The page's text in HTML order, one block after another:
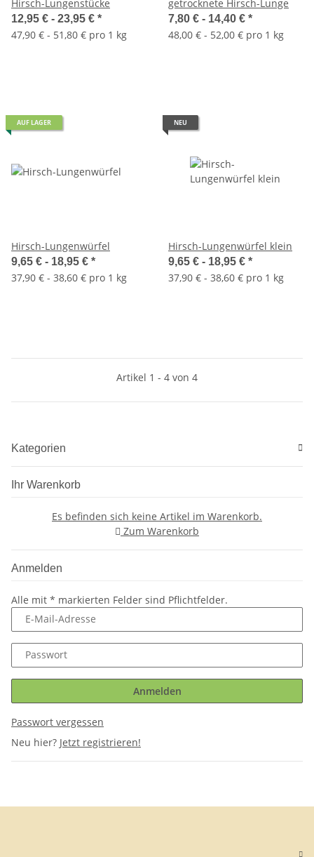
Hirsch-Lungenstücke
12,95 € - 23,95 € *
47,90 € - 51,80 € pro 1 kg
getrocknete Hirsch-Lunge
7,80 € - 14,40 € *
48,00 € - 52,00 € pro 1 kg
AUF LAGER
Hirsch-Lungenwürfel
9,65 € - 18,95 € *
37,90 € - 38,60 € pro 1 kg
NEU
Hirsch-Lungenwürfel klein
9,65 € - 18,95 € *
37,90 € - 38,60 € pro 1 kg
Artikel 1 - 4 von 4
Kategorien
Ihr Warenkorb
Es befinden sich keine Artikel im Warenkorb.
Zum Warenkorb
Anmelden
Alle mit * markierten Felder sind Pflichtfelder.
E-Mail-Adresse
Passwort
Anmelden
Passwort vergessen
Neu hier? Jetzt registrieren!